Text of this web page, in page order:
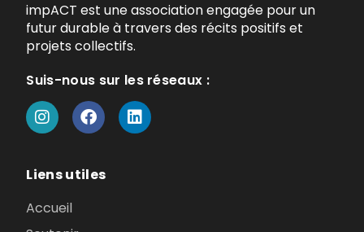
impACT est une association engagée pour un
futur durable à travers des récits positifs et
projets collectifs.
Suis-nous sur les réseaux :
Liens utiles
Accueil